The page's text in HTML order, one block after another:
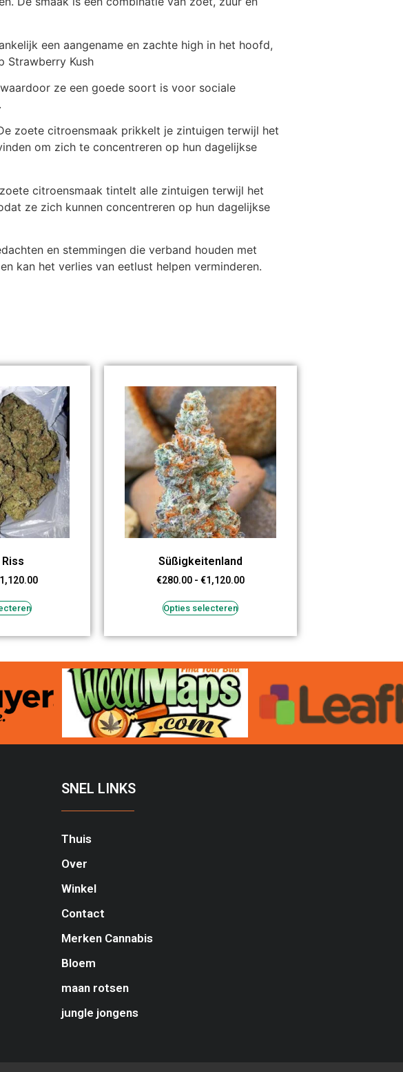
een aangename en zachte high in het hoofd,
Strawberry Kush
ze een goede soort is voor sociale
zoete citroensmaak prikkelt je zintuigen terwijl het
om zich te concentreren op hun dagelijkse
citroensmaak tintelt alle zintuigen terwijl het
ze zich kunnen concentreren op hun dagelijkse
en stemmingen die verband houden met
kan het verlies van eetlust helpen verminderen.
1,120.00
Süßigkeitenland
€280.00 - €1,120.00
Opties selecteren
SNEL LINKS
Thuis
Over
Winkel
Contact
Merken Cannabis
Bloem
maan rotsen
jungle jongens